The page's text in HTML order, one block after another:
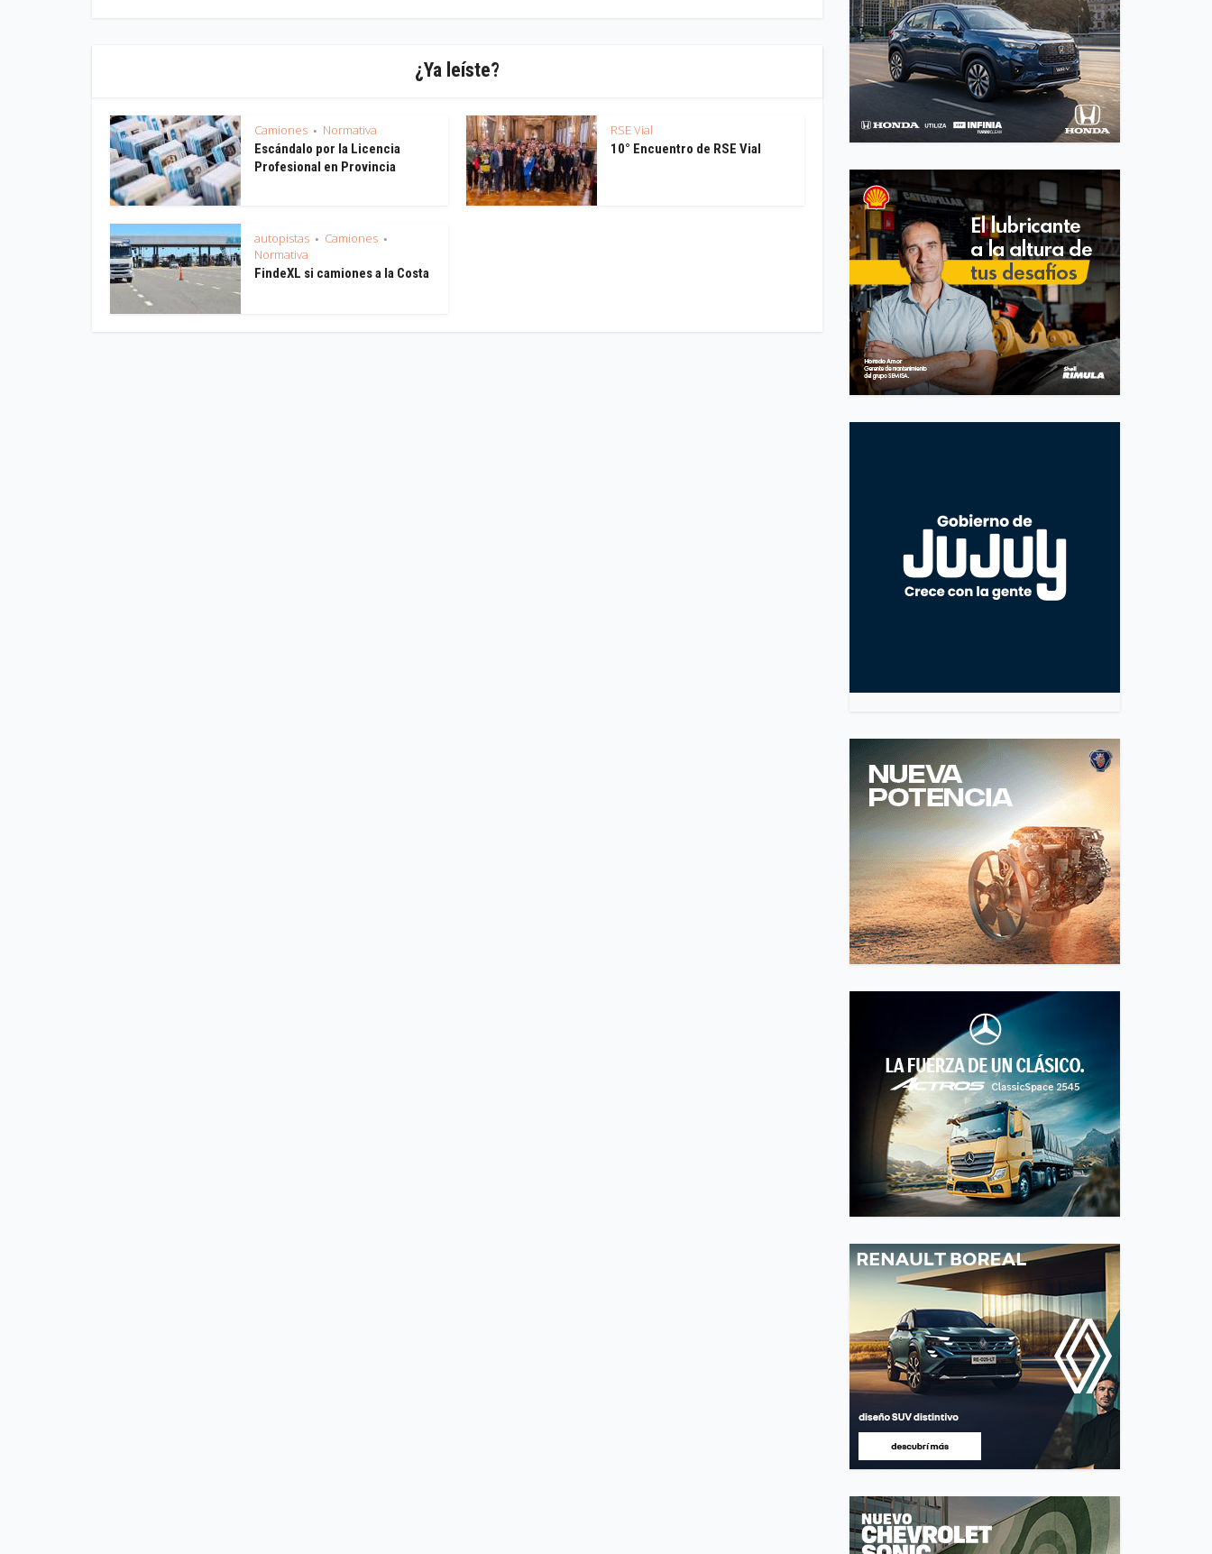
¿Ya leíste?
Camiones • Normativa
Escándalo por la Licencia
Profesional en Provincia
RSE Vial
10° Encuentro de RSE Vial
autopistas • Camiones •
Normativa
FindeXL si camiones a la Costa